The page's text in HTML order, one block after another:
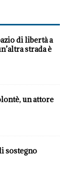
di libertà a
strada è
un attore
sostegno